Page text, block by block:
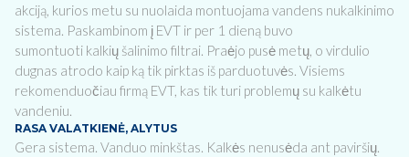
akciją, kurios metu su nuolaida montuojama vandens nukalkinimo
sistema. Paskambinom į EVT ir per 1 dieną buvo
sumontuoti kalkių šalinimo filtrai. Praėjo pusė metų, o virdulio
dugnas atrodo kaip ką tik pirktas iš parduotuvės. Visiems
rekomenduočiau firmą EVT, kas tik turi problemų su kalkėtu
vandeniu.
RASA VALATKIENĖ, ALYTUS
Gera sistema. Vanduo minkštas. Kalkės nenusėda ant paviršių.